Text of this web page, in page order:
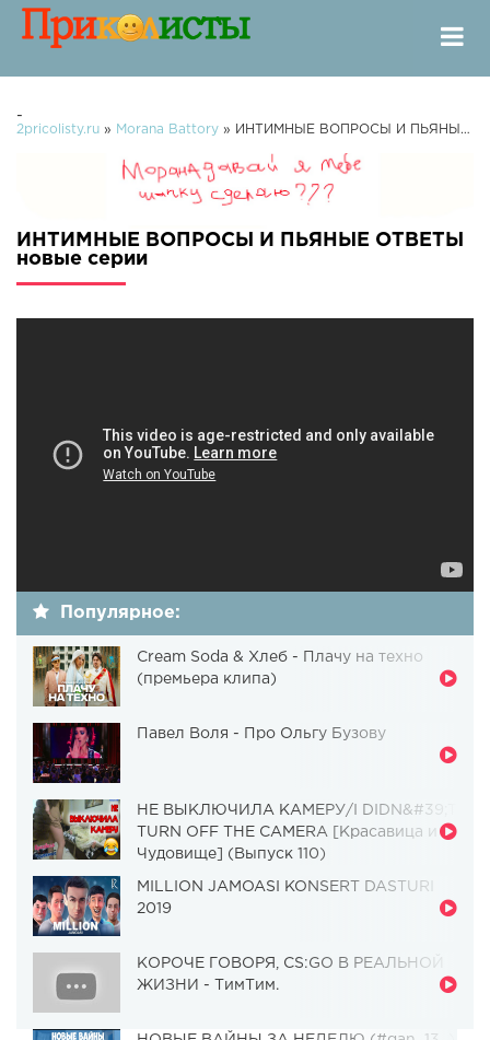
-
2pricolisty.ru » Morana Battory » ИНТИМНЫЕ ВОПРОСЫ И ПЬЯНЫЕ ОТВЕТЫ
ИНТИМНЫЕ ВОПРОСЫ И ПЬЯНЫЕ ОТВЕТЫ
новые серии
Популярное:
Cream Soda & Хлеб - Плачу на техно
(премьера клипа)
Павел Воля - Про Ольгу Бузову
НЕ ВЫКЛЮЧИЛА КАМЕРУ/I DIDN&#39;T
TURN OFF THE CAMERA [Красавица и
Чудовище] (Выпуск 110)
MILLION JAMOASI KONSERT DASTURI
2019
КОРОЧЕ ГОВОРЯ, CS:GO В РЕАЛЬНОЙ
ЖИЗНИ - ТимТим.